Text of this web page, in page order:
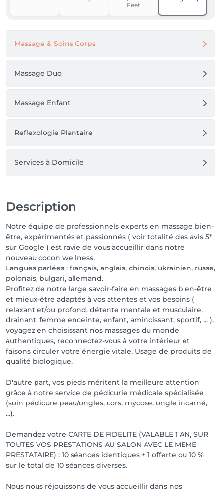
Feet
Massage & Soins Corps
Massage Duo
Massage Enfant
Reflexologie Plantaire
Services à Domicile
Description
Notre équipe de professionnels experts en massage bien-
être, expérimentés et passionnés ( voir totalité des avis 5*
sur Google ) est ravie de vous accueillir dans notre
nouveau cocon wellness.
Langues parlées : français, anglais, chinois, ukrainien, russe,
polonais, bulgari, allemand.
Profitez de notre large savoir-faire en massages bien-être
et mieux-être adaptés à vos attentes et vos besoins (
relaxant et/ou profond, détente mentale et musculaire,
drainant, femme enceinte, enfant, amincissant, sportif, ... ),
voyagez en choisissant nos massages du monde
authentiques, reconnectez-vous à votre intérieur et
faisons circuler votre énergie vitale. Usage de produits de
qualité biologique.
D'autre part, vos pieds méritent la meilleure attention
grâce à notre service de pédicurie médicale spécialisée
(soin pédicure peau/ongles, cors, mycose, ongle incarné,
...).
Demandez votre CARTE DE FIDELITE (VALABLE 1 AN, SUR
TOUTES VOS PRESTATIONS AU SALON AVEC LE MEME
PRESTATAIRE) : 10 séances identiques + 1 offerte ou 10 %
sur le total de 10 séances diverses.
Nous nous réjouissons de vous accueillir dans nos